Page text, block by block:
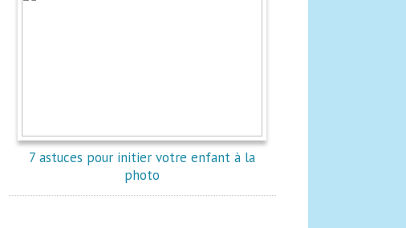
7 astuces pour initier votre enfant à la
photo